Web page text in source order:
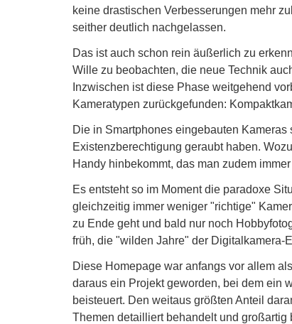
keine drastischen Verbesserungen mehr
seither deutlich nachgelassen.
Das ist auch schon rein äußerlich zu
Wille zu beobachten, die neue Technik
Inzwischen ist diese Phase weitgehend
Kameratypen zurückgefunden:
Die in Smartphones eingebauten
Existenzberechtigung geraubt haben.
Handy hinbekommt, das man zudem
Es entsteht so im Moment die paradoxe
gleichzeitig immer weniger "richtige"
zu Ende geht und bald nur noch
früh, die "wilden Jahre" der Digitalkamera-
Diese Homepage war anfangs vor allem
daraus ein Projekt geworden, bei dem ein
beisteuert. Den weitaus größten Anteil
Themen detailliert behandelt und